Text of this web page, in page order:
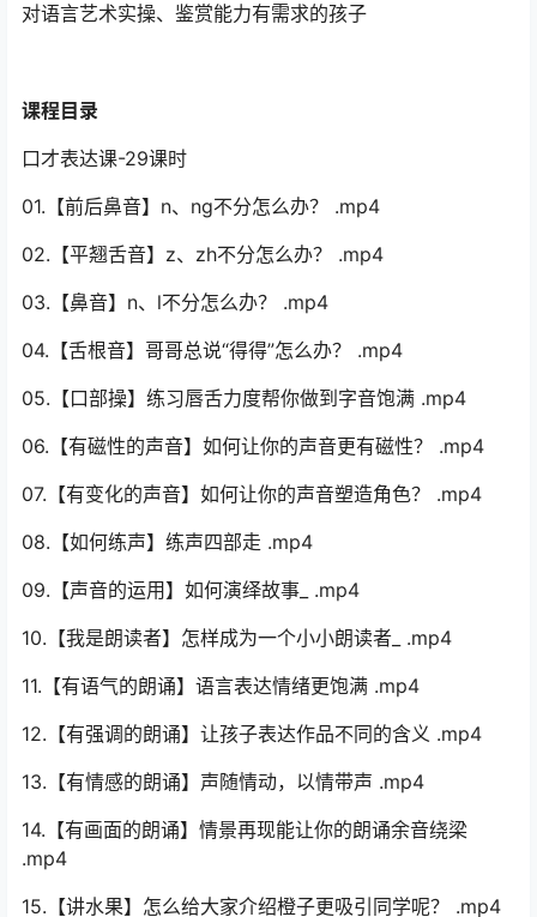
当众表达不自信，不擅长人际交往的孩子
5~14岁希望提升语言表达能力的孩子以及家长
有兴趣和志向学习播音主持专业的孩子
对语言艺术实操、鉴赏能力有需求的孩子
课程目录
口才表达课-29课时
01.【前后鼻音】n、ng不分怎么办？ .mp4
02.【平翘舌音】z、zh不分怎么办？ .mp4
03.【鼻音】n、l不分怎么办？ .mp4
04.【舌根音】哥哥总说“得得”怎么办？ .mp4
05.【口部操】练习唇舌力度帮你做到字音饱满 .mp4
06.【有磁性的声音】如何让你的声音更有磁性？ .mp4
07.【有变化的声音】如何让你的声音塑造角色？ .mp4